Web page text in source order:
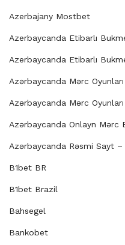
Azerbajany Mostbet
Azerbaycanda Etibarlı
Azerbaycanda Etibarlı
Azərbaycanda Mərc
Azərbaycanda Mərc
Azərbaycanda Onlayn Mərc
Azərbaycanda Rəsmi Sayt –
B1bet BR
B1bet Brazil
Bahsegel
Bankobet